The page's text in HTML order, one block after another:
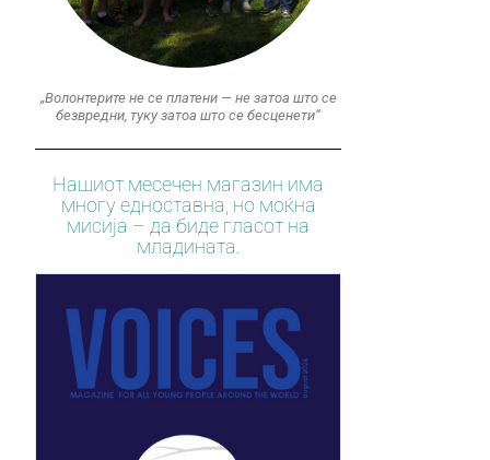
„Волонтерите не се платени — не затоа што се
безвредни, туку затоа што се бесценети“
Нашиот месечен магазин има
многу едноставна, но моќна
мисија – да биде гласот на
младината.